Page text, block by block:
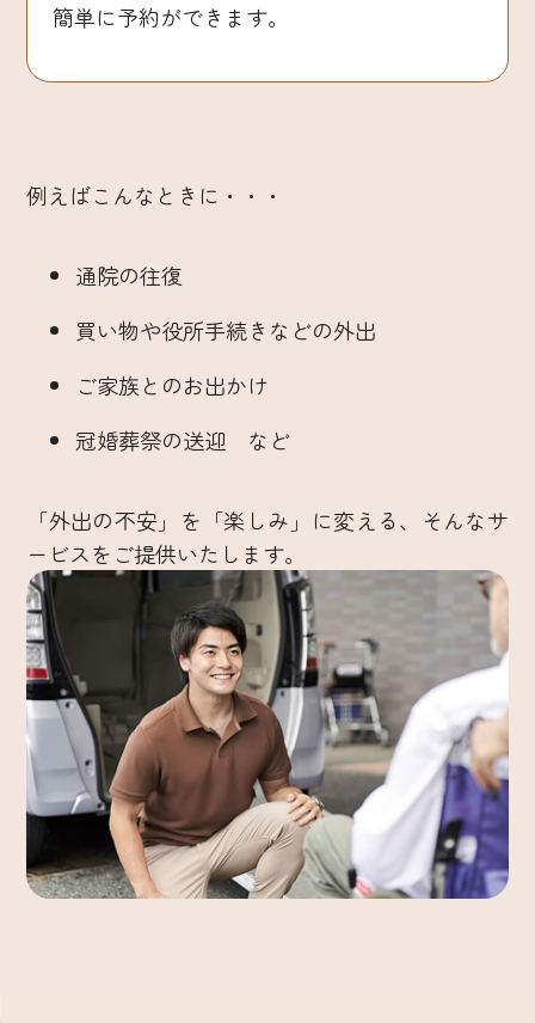
簡単に予約ができます。
例えばこんなときに・・・
通院の往復
買い物や役所手続きなどの外出
ご家族とのお出かけ
冠婚葬祭の送迎 など
「外出の不安」を「楽しみ」に変える、そんなサ
ービスをご提供いたします。